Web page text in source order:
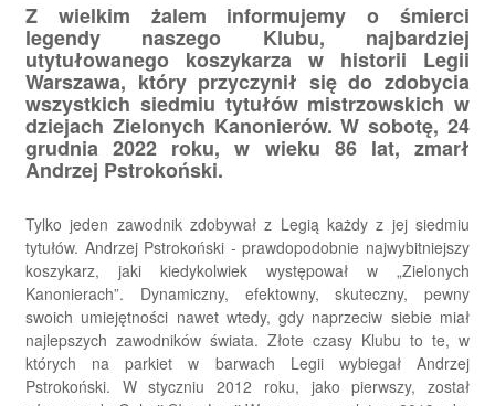
Z wielkim żalem informujemy o śmierci
legendy naszego Klubu, najbardziej
utytułowanego koszykarza w historii Legii
Warszawa, który przyczynił się do zdobycia
wszystkich siedmiu tytułów mistrzowskich w
dziejach Zielonych Kanonierów. W sobotę, 24
grudnia 2022 roku, w wieku 86 lat, zmarł
Andrzej Pstrokoński.
Tylko jeden zawodnik zdobywał z Legią każdy z jej siedmiu
tytułów. Andrzej Pstrokoński - prawdopodobnie najwybitniejszy
koszykarz, jaki kiedykolwiek występował w „Zielonych
Kanonierach”. Dynamiczny, efektowny, skuteczny, pewny
swoich umiejętności nawet wtedy, gdy naprzeciw siebie miał
najlepszych zawodników świata. Złote czasy Klubu to te, w
których na parkiet w barwach Legii wybiegał Andrzej
Pstrokoński. W styczniu 2012 roku, jako pierwszy, został